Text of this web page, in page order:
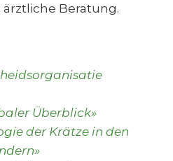
Beratung.
Überblick»
der Krätze in den